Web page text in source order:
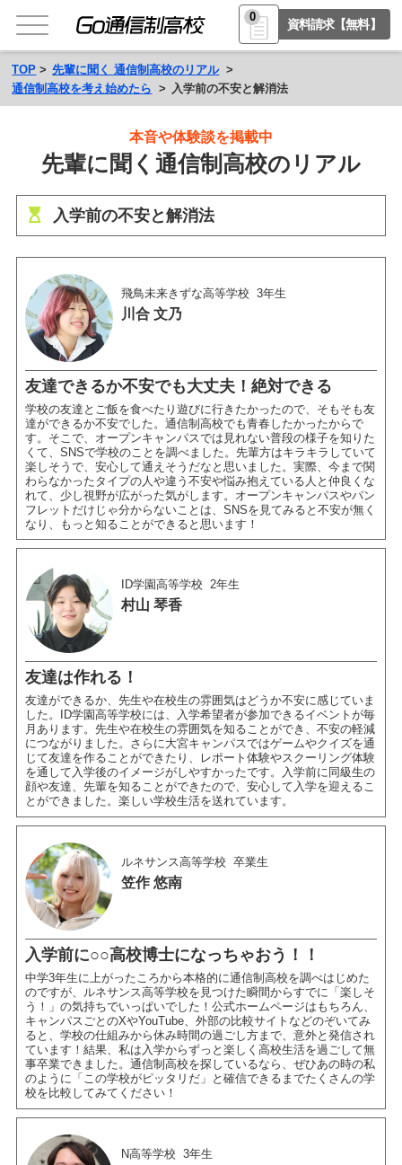
0
資料請求【無料】
TOP
先輩に聞く 通信制高校のリアル
通信制高校を考え始めたら
入学前の不安と解消法
本音や体験談を掲載中
先輩に聞く通信制高校のリアル
入学前の不安と解消法
飛鳥未来きずな高等学校 3年生
川合 文乃
友達できるか不安でも大丈夫！絶対できる
学校の友達とご飯を食べたり遊びに行きたかったので、そもそも友
達ができるか不安でした。通信制高校でも青春したかったからで
す。そこで、オープンキャンパスでは見れない普段の様子を知りた
くて、SNSで学校のことを調べました。先輩方はキラキラしていて
楽しそうで、安心して通えそうだなと思いました。実際、今まで関
わらなかったタイプの人や違う不安や悩み抱えている人と仲良くな
れて、少し視野が広がった気がします。オープンキャンパスやパン
フレットだけじゃ分からないことは、SNSを見てみると不安が無く
なり、もっと知ることができると思います！
ID学園高等学校 2年生
村山 琴香
友達は作れる！
友達ができるか、先生や在校生の雰囲気はどうか不安に感じていま
した。ID学園高等学校には、入学希望者が参加できるイベントが毎
月あります。先生や在校生の雰囲気を知ることができ、不安の軽減
につながりました。さらに大宮キャンパスではゲームやクイズを通
じて友達を作ることができたり、レポート体験やスクーリング体験
を通して入学後のイメージがしやすかったです。入学前に同級生の
顔や友達、先輩を知ることができたので、安心して入学を迎えるこ
とができました。楽しい学校生活を送れています。
ルネサンス高等学校 卒業生
笠作 悠南
入学前に○○高校博士になっちゃおう！！
中学3年生に上がったころから本格的に通信制高校を調べはじめた
のですが、ルネサンス高等学校を見つけた瞬間からすでに「楽しそ
う！」の気持ちでいっぱいでした！公式ホームページはもちろん、
キャンパスごとのXやYouTube、外部の比較サイトなどのぞいてみ
ると、学校の仕組みから休み時間の過ごし方まで、意外と発信され
ています！結果、私は入学からずっと楽しく高校生活を過ごして無
事卒業できました。通信制高校を探しているなら、ぜひあの時の私
のように「この学校がピッタリだ」と確信できるまでたくさんの学
校を比較してみてください！
N高等学校 3年生